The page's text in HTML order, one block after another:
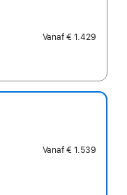
Vanaf € 1.429
Vanaf € 1.539